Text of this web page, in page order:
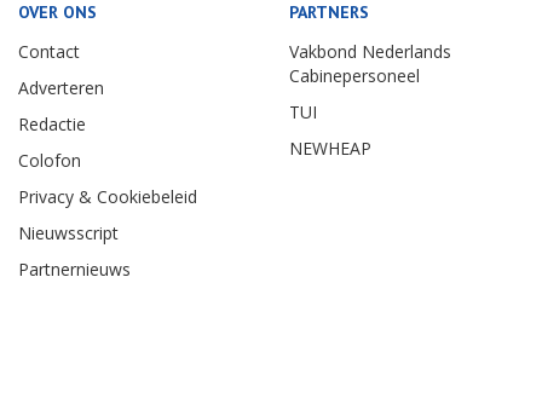
OVER ONS
Contact
Adverteren
Redactie
Colofon
Privacy & Cookiebeleid
Nieuwsscript
Partnernieuws
PARTNERS
Vakbond Nederlands
Cabinepersoneel
TUI
NEWHEAP